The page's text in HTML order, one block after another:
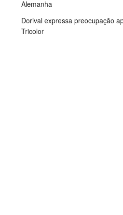
Alemanha
Dorival expressa preocupação
Tricolor